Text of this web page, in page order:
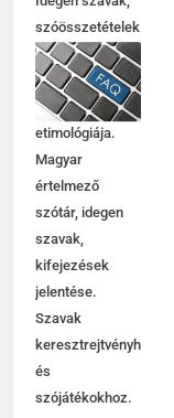
szóösszetételek
jelentése,
magyarázata,
használata,
etimológiája.
Magyar
értelmező
szótár, idegen
szavak,
kifejezések
jelentése.
Szavak
keresztrejtvényhez
és
szójátékokhoz.